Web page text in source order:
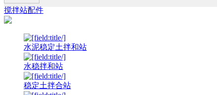
搅拌站配件
水泥稳定土拌和站
水稳拌和站
稳定土拌合站